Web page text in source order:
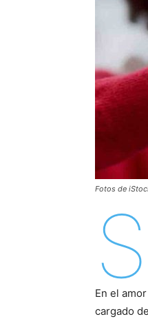
Fotos de
S
En el
cargado